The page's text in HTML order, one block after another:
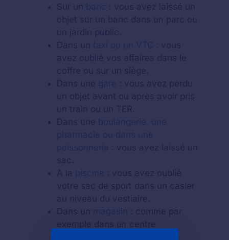
Sur un banc : vous avez laissé un
objet sur un banc dans un parc ou
un jardin public.
Dans un taxi ou un VTC : vous
avez oublié vos affaires dans le
coffre ou sur un siège.
Dans une gare : vous avez perdu
un objet avant ou après avoir pris
un train ou un TER.
Dans une boulangerie, une
pharmacie ou dans une
poissonnerie : vous avez laissé un
sac.
A la piscine : vous avez oublié
votre sac de sport dans un casier
au niveau du vestiaire.
Dans un magasin : comme par
exemple dans un centre